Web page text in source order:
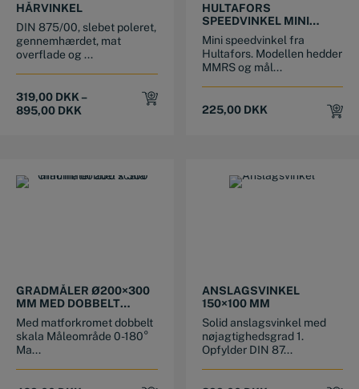
HÅRVINKEL
DIN 875/00, slebet poleret,
gennemhærdet, mat
overflade og ...
319,00 DKK –
895,00 DKK
HULTAFORS
SPEEDVINKEL MINI
MMRS 120 MM
Mini speedvinkel fra
Hultafors. Modellen hedder
MMRS og mål...
225,00 DKK
GRADMÅLER Ø200×300
MM MED DOBBELT
SKALA
Med matforkromet dobbelt
skala Måleområde 0-180°
Ma...
ANSLAGSVINKEL
150×100 MM
Solid anslagsvinkel med
nøjagtighedsgrad 1.
Opfylder DIN 87...